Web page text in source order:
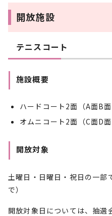
開放施設
テニスコート
施設概要
ハードコート2面（A面B面
オムニコート2面（C面D面
開放対象
土曜日・日曜日・祝日の一部
で）
開放対象日については、抽選